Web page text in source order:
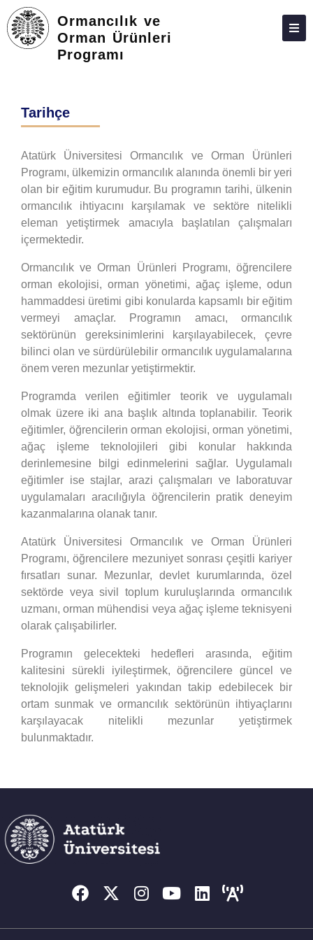
Ormancılık ve
Orman Ürünleri
Programı
HAKKIMIZDA
LISANSÜSTÜ
TOPLUMA KATKI
ADAY ÖĞRENCILER
İLETIŞIM
Tarihçe
Atatürk Üniversitesi Ormancılık ve Orman Ürünleri
Programı, ülkemizin ormancılık alanında önemli bir yeri
olan bir eğitim kurumudur. Bu programın tarihi, ülkenin
ormancılık ihtiyacını karşılamak ve sektöre nitelikli
eleman yetiştirmek amacıyla başlatılan çalışmaları
içermektedir.
Ormancılık ve Orman Ürünleri Programı, öğrencilere
orman ekolojisi, orman yönetimi, ağaç işleme, odun
hammaddesi üretimi gibi konularda kapsamlı bir eğitim
vermeyi amaçlar. Programın amacı, ormancılık
sektörünün gereksinimlerini karşılayabilecek, çevre
bilinci olan ve sürdürülebilir ormancılık uygulamalarına
önem veren mezunlar yetiştirmektir.
Programda verilen eğitimler teorik ve uygulamalı
olmak üzere iki ana başlık altında toplanabilir. Teorik
eğitimler, öğrencilerin orman ekolojisi, orman yönetimi,
ağaç işleme teknolojileri gibi konular hakkında
derinlemesine bilgi edinmelerini sağlar. Uygulamalı
eğitimler ise stajlar, arazi çalışmaları ve laboratuvar
uygulamaları aracılığıyla öğrencilerin pratik deneyim
kazanmalarına olanak tanır.
Atatürk Üniversitesi Ormancılık ve Orman Ürünleri
Programı, öğrencilere mezuniyet sonrası çeşitli kariyer
fırsatları sunar. Mezunlar, devlet kurumlarında, özel
sektörde veya sivil toplum kuruluşlarında ormancılık
uzmanı, orman mühendisi veya ağaç işleme teknisyeni
olarak çalışabilirler.
Programın gelecekteki hedefleri arasında, eğitim
kalitesini sürekli iyileştirmek, öğrencilere güncel ve
teknolojik gelişmeleri yakından takip edebilecek bir
ortam sunmak ve ormancılık sektörünün ihtiyaçlarını
karşılayacak nitelikli mezunlar yetiştirmek
bulunmaktadır.